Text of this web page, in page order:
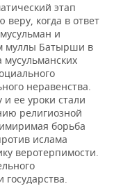
этап
веру, когда в ответ
и
муллы Батырши в
мусульманских
неравенства.
ее уроки стали
религиозной
борьба
ислама
веротерпимости.